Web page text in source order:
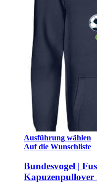
Ausführung wählen
Auf die Wunschliste
Bundesvogel |
Kapuzenpullover